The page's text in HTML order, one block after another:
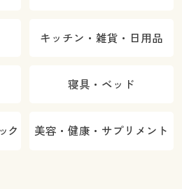
キッチン・雑貨・日用品
寝具・ベッド
ク 美容・健康・サプリメント